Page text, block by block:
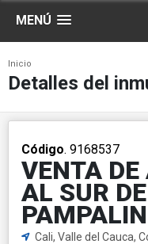
MENÚ
Inicio
Detalles del
Código. 9168537
VENTA
AL SUR
Cali, Valle del Cauca,